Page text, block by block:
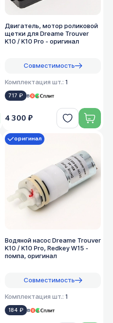
Двигатель, мотор роликовой
щетки для Dreame Trouver
K10 / K10 Pro - оригинал
Совместимость
Комплектация шт.: 1
717 ₽ в
4 300 ₽
Водяной насос Dreame Trouver
K10 / K10 Pro, Redkey W15 -
помпа, оригинал
Совместимость
Комплектация шт.: 1
184 ₽ в
оригинал